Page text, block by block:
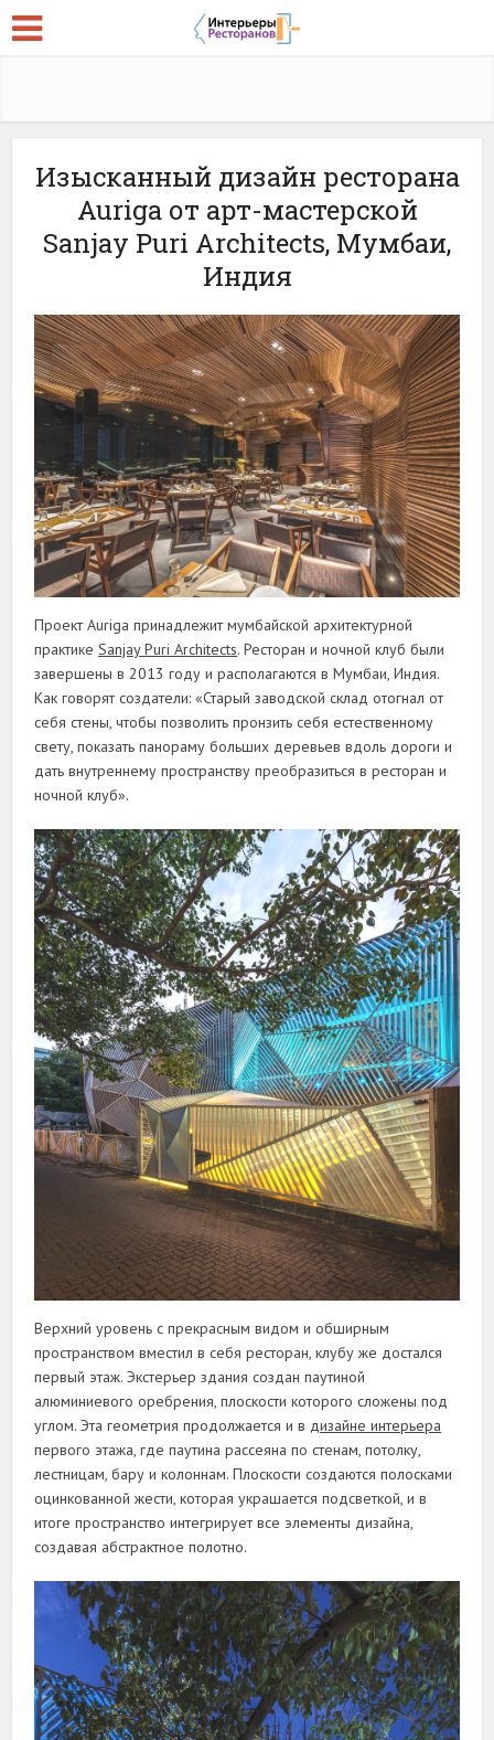
Изысканный дизайн ресторана
Auriga от арт-мастерской
Sanjay Puri Architects, Мумбаи,
Индия
Проект Auriga принадлежит мумбайской архитектурной
практикеSanjay Puri Architects. Ресторан и ночной клуб были
завершены в 2013 году и располагаются в Мумбаи, Индия.
Как говорят создатели: «Старый заводской склад отогнал от
себя стены, чтобы позволить пронзить себя естественному
свету, показать панораму больших деревьев вдоль дороги и
дать внутреннему пространству преобразиться в ресторан и
ночной клуб».
Верхний уровень с прекрасным видом и обширным
пространством вместил в себя ресторан, клубу же достался
первый этаж. Экстерьер здания создан паутиной
алюминиевого оребрения, плоскости которого сложены под
углом. Эта геометрия продолжается и в дизайне интерьера
первого этажа, где паутина рассеяна по стенам, потолку,
лестницам, бару и колоннам. Плоскости создаются полосками
оцинкованной жести, которая украшается подсветкой, и в
итоге пространство интегрирует все элементы дизайна,
создавая абстрактное полотно.